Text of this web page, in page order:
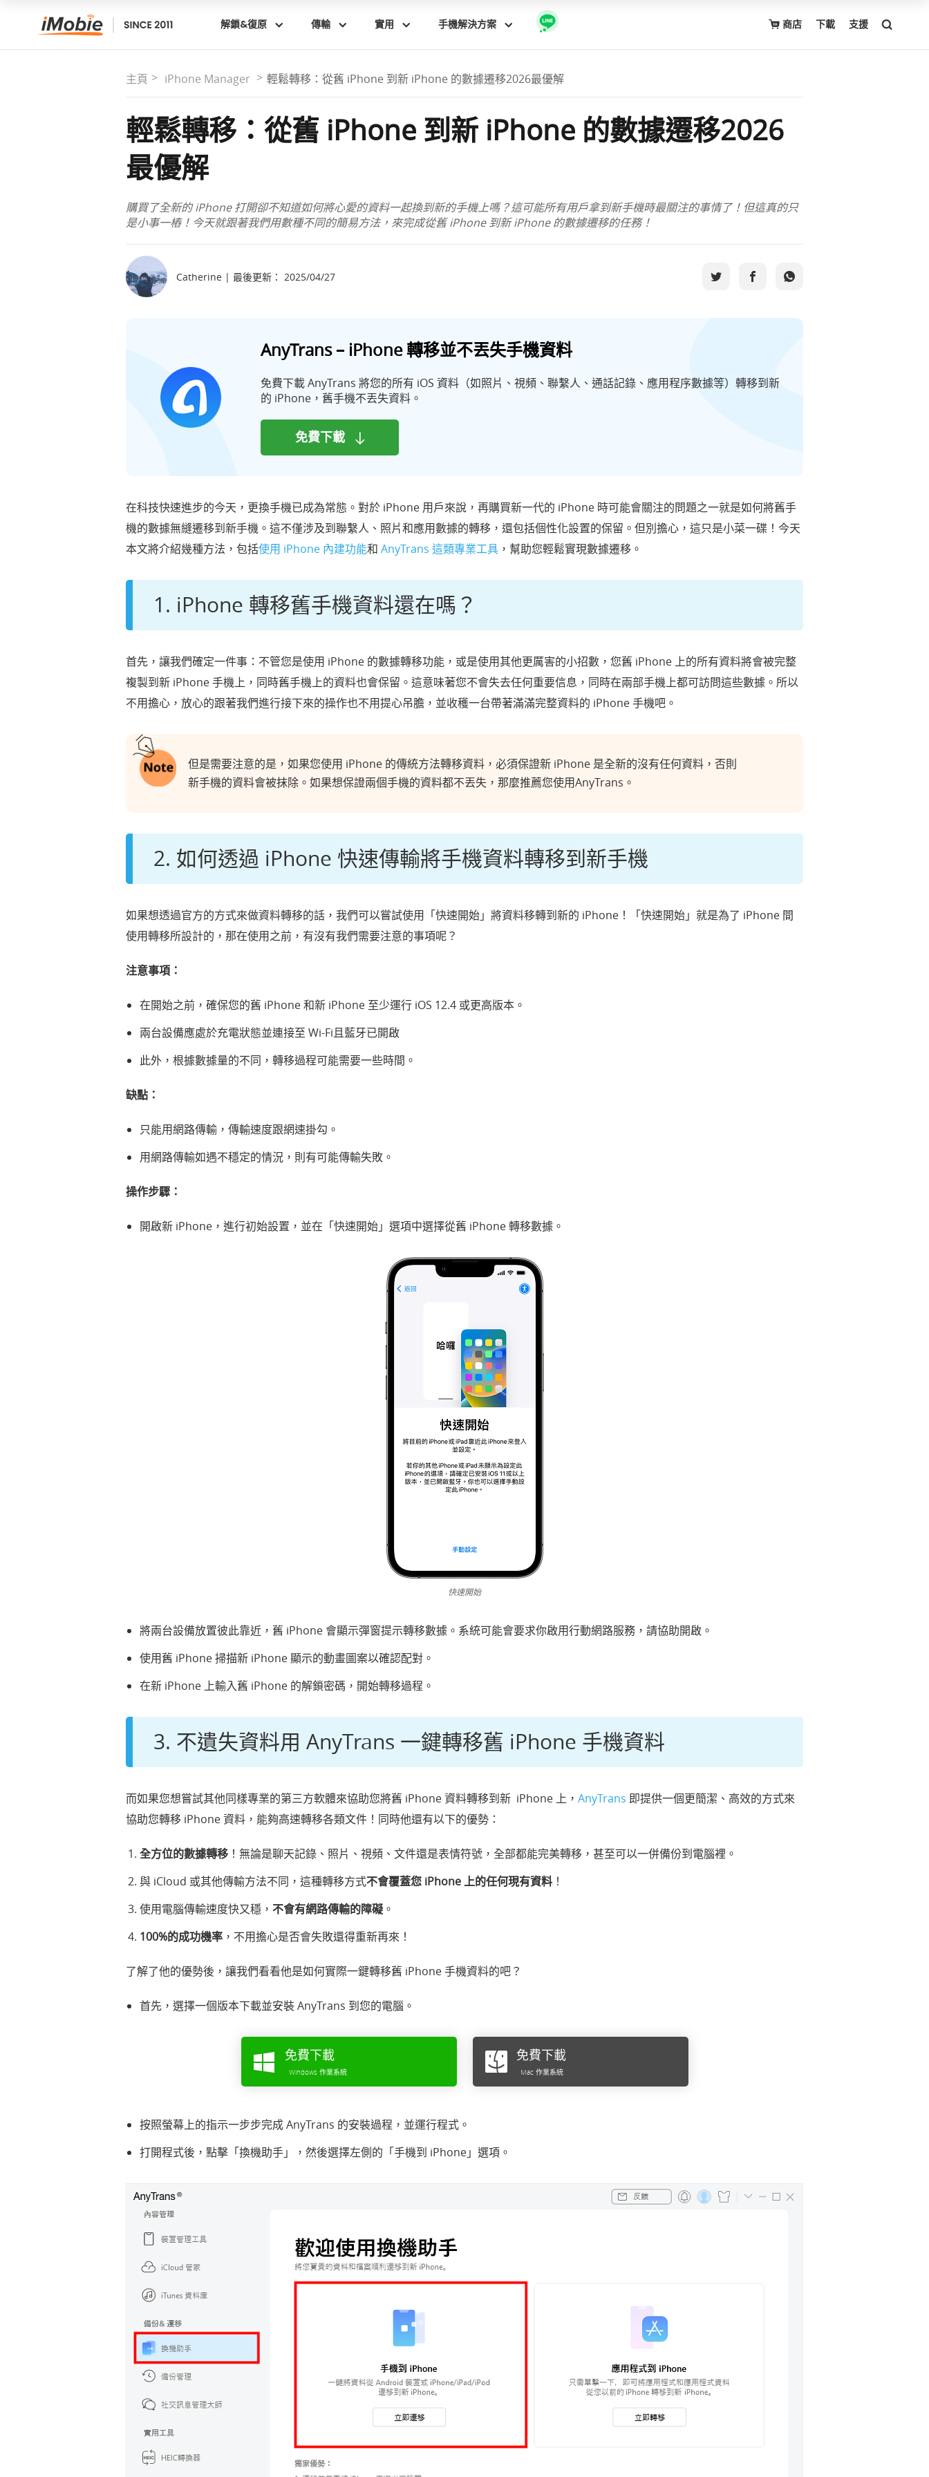
商店 下載 支援
解鎖&復原 傳輸 實用 手機解決方案
主頁 iPhone Manager 輕鬆轉移：從舊 iPhone 到新 iPhone 的數據遷移2026最優解
輕鬆轉移：從舊 iPhone 到新 iPhone 的數據遷移2026
最優解
購買了全新的 iPhone 打開卻不知道如何將心愛的資料一起換到新的手機上嗎？這可能所有用戶拿到新手機時最關注的事情了！但這真的只
是小事一樁！今天就跟著我們用數種不同的簡易方法，來完成從舊 iPhone 到新 iPhone 的數據遷移的任務！
Catherine | 最後更新： 2025/04/27
AnyTrans – iPhone 轉移並不丟失手機資料
免費下載 AnyTrans 將您的所有 iOS 資料（如照片、視頻、聯繫人、通話記錄、應用程序數據等）轉移到新
的 iPhone，舊手機不丟失資料。
免費下載
在科技快速進步的今天，更換手機已成為常態。對於 iPhone 用戶來說，再購買新一代的 iPhone 時可能會關注的問題之一就是如何將舊手
機的數據無縫遷移到新手機。這不僅涉及到聯繫人、照片和應用數據的轉移，還包括個性化設置的保留。但別擔心，這只是小菜一碟！今天
本文將介紹幾種方法，包括使用 iPhone 內建功能和 AnyTrans 這類專業工具 ，幫助您輕鬆實現數據遷移。
1. iPhone 轉移舊手機資料還在嗎？
首先，讓我們確定一件事：不管您是使用 iPhone 的數據轉移功能，或是使用其他更厲害的小招數，您舊 iPhone 上的所有資料將會被完整
複製到新 iPhone 手機上，同時舊手機上的資料也會保留。這意味著您不會失去任何重要信息，同時在兩部手機上都可訪問這些數據。所以
不用擔心，放心的跟著我們進行接下來的操作也不用提心吊膽，並收穫一台帶著滿滿完整資料的 iPhone 手機吧。
但是需要注意的是，如果您使用 iPhone 的傳統方法轉移資料，必須保證新 iPhone 是全新的沒有任何資料，否則
新手機的資料會被抹除。如果想保證兩個手機的資料都不丟失，那麼推薦您使用AnyTrans。
2. 如何透過 iPhone 快速傳輸將手機資料轉移到新手機
如果想透過官方的方式來做資料轉移的話，我們可以嘗試使用「快速開始」將資料移轉到新的 iPhone！「快速開始」就是為了 iPhone 間
使用轉移所設計的，那在使用之前，有沒有我們需要注意的事項呢？
注意事項：
在開始之前，確保您的舊 iPhone 和新 iPhone 至少運行 iOS 12.4 或更高版本。
兩台設備應處於充電狀態並連接至 Wi-Fi且藍牙已開啟
此外，根據數據量的不同，轉移過程可能需要一些時間。
缺點：
只能用網路傳輸，傳輸速度跟網速掛勾。
用網路傳輸如遇不穩定的情況，則有可能傳輸失敗。
操作步驟：
開啟新 iPhone，進行初始設置，並在「快速開始」選項中選擇從舊 iPhone 轉移數據。
快速開始
將兩台設備放置彼此靠近，舊 iPhone 會顯示彈窗提示轉移數據。系統可能會要求你啟用行動網路服務，請協助開啟。
使用舊 iPhone 掃描新 iPhone 顯示的動畫圖案以確認配對。
在新 iPhone 上輸入舊 iPhone 的解鎖密碼，開始轉移過程。
3. 不遺失資料用 AnyTrans 一鍵轉移舊 iPhone 手機資料
而如果您想嘗試其他同樣專業的第三方軟體來協助您將舊 iPhone 資料轉移到新 iPhone 上， AnyTrans 即提供一個更簡潔、高效的方式來
協助您轉移 iPhone 資料，能夠高速轉移各類文件！同時他還有以下的優勢：
全方位的數據轉移 ！無論是聊天記錄、照片、視頻、文件還是表情符號，全部都能完美轉移，甚至可以一併備份到電腦裡。
與 iCloud 或其他傳輸方法不同，這種轉移方式不會覆蓋您 iPhone 上的任何現有資料 ！
使用電腦傳輸速度快又穩， 不會有網路傳輸的障礙 。
100%的成功機率 ，不用擔心是否會失敗還得重新再來！
了解了他的優勢後，讓我們看看他是如何實際一鍵轉移舊 iPhone 手機資料的吧？
首先，選擇一個版本下載並安裝 AnyTrans 到您的電腦。
免費下載
Windows 作業系統
免費下載
Mac 作業系統
按照螢幕上的指示一步步完成 AnyTrans 的安裝過程，並運行程式。
打開程式後，點擊「換機助手」，然後選擇左側的「手機到 iPhone」選項。